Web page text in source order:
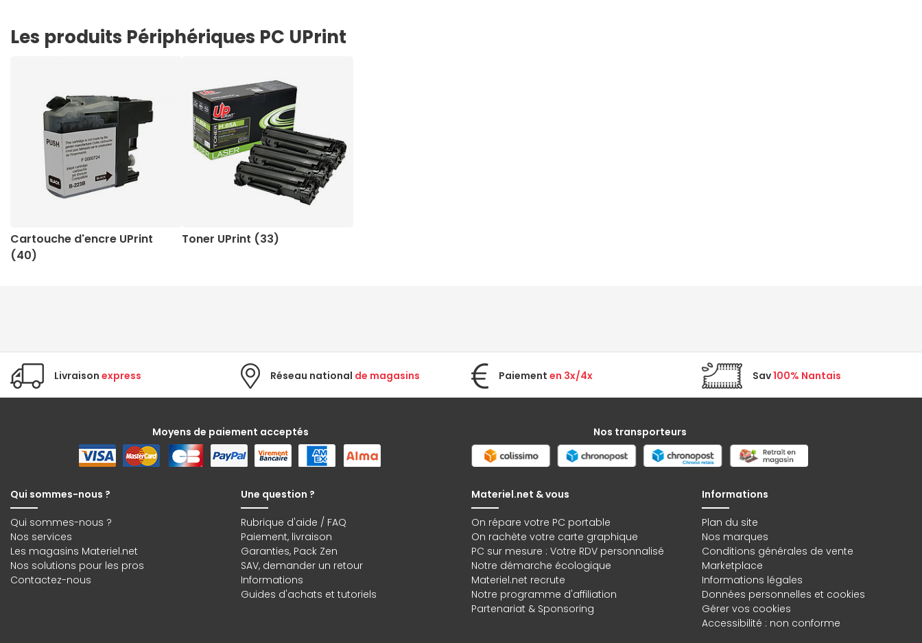
Les produits Périphériques PC UPrint
Cartouche d'encre UPrint
(40)
Toner UPrint (33)
Livraison express Réseau national de magasins Paiement en 3x/4x Sav100% Nantais
Moyens de paiement acceptés Nos transporteurs
Qui sommes-nous ?
Qui sommes-nous ?
Nos services
Les magasins Materiel.net
Nos solutions pour les pros
Contactez-nous
Une question ?
Rubrique d'aide / FAQ
Paiement, livraison
Garanties, Pack Zen
SAV, demander un retour
Informations
Guides d'achats et tutoriels
Materiel.net & vous
On répare votre PC portable
On rachète votre carte graphique
PC sur mesure : Votre RDV personnalisé
Notre démarche écologique
Materiel.net recrute
Notre programme d'affiliation
Partenariat & Sponsoring
Informations
Plan du site
Nos marques
Conditions générales de vente
Marketplace
Informations légales
Données personnelles et cookies
Gérer vos cookies
Accessibilité : non conforme